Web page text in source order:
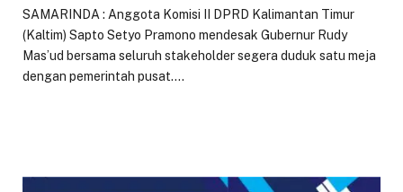
SAMARINDA : Anggota Komisi II DPRD Kalimantan Timur
(Kaltim) Sapto Setyo Pramono mendesak Gubernur Rudy
Mas’ud bersama seluruh stakeholder segera duduk satu meja
dengan pemerintah pusat.…